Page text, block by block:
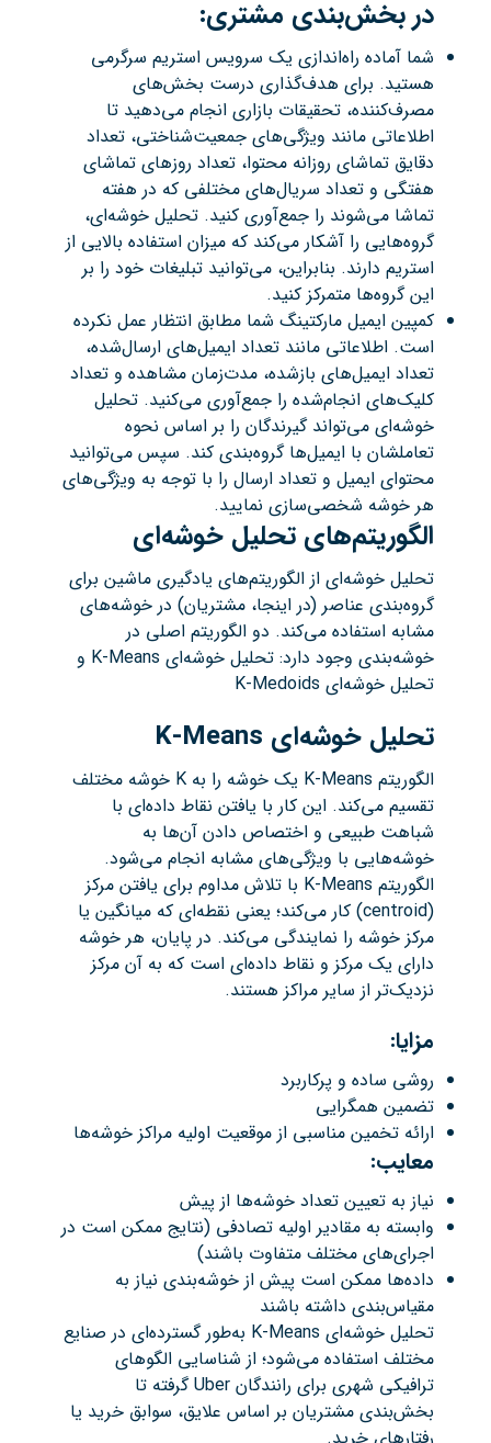
در بخش‌بندی مشتری:
شما آماده راه‌اندازی یک سرویس استریم سرگرمی
هستید. برای هدف‌گذاری درست بخش‌های
مصرف‌کننده، تحقیقات بازاری انجام می‌دهید تا
اطلاعاتی مانند ویژگی‌های جمعیت‌شناختی، تعداد
دقایق تماشای روزانه محتوا، تعداد روزهای تماشای
هفتگی و تعداد سریال‌های مختلفی که در هفته
تماشا می‌شوند را جمع‌آوری کنید. تحلیل خوشه‌ای،
گروه‌هایی را آشکار می‌کند که میزان استفاده بالایی از
استریم دارند. بنابراین، می‌توانید تبلیغات خود را بر
این گروه‌ها متمرکز کنید.
کمپین ایمیل مارکتینگ شما مطابق انتظار عمل نکرده
است. اطلاعاتی مانند تعداد ایمیل‌های ارسال‌شده،
تعداد ایمیل‌های بازشده، مدت‌زمان مشاهده و تعداد
کلیک‌های انجام‌شده را جمع‌آوری می‌کنید. تحلیل
خوشه‌ای می‌تواند گیرندگان را بر اساس نحوه
تعاملشان با ایمیل‌ها گروه‌بندی کند. سپس می‌توانید
محتوای ایمیل و تعداد ارسال را با توجه به ویژگی‌های
هر خوشه شخصی‌سازی نمایید.
الگوریتم‌های تحلیل خوشه‌ای
تحلیل خوشه‌ای از الگوریتم‌های یادگیری ماشین برای
گروه‌بندی عناصر (در اینجا، مشتریان) در خوشه‌های
مشابه استفاده می‌کند. دو الگوریتم اصلی در
خوشه‌بندی وجود دارد: تحلیل خوشه‌ای K-Means و
تحلیل خوشه‌ای K-Medoids
تحلیل خوشه‌ای
الگوریتم K-Means یک خوشه را به K خوشه مختلف
تقسیم می‌کند. این کار با یافتن نقاط داده‌ای با
شباهت طبیعی و اختصاص دادن آن‌ها به
خوشه‌هایی با ویژگی‌های مشابه انجام می‌شود.
الگوریتم K-Means با تلاش مداوم برای یافتن مرکز
(centroid) کار می‌کند؛ یعنی نقطه‌ای که میانگین یا
مرکز خوشه را نمایندگی می‌کند. در پایان، هر خوشه
دارای یک مرکز و نقاط داده‌ای است که به آن مرکز
نزدیک‌تر از سایر مراکز هستند.
مزایا:
روشی ساده و پرکاربرد
تضمین همگرایی
ارائه تخمین مناسبی از موقعیت اولیه مراکز خوشه‌ها
معایب:
نیاز به تعیین تعداد خوشه‌ها از پیش
وابسته به مقادیر اولیه تصادفی (نتایج ممکن است در
اجرای‌های مختلف متفاوت باشند)
داده‌ها ممکن است پیش از خوشه‌بندی نیاز به
مقیاس‌بندی داشته باشند
تحلیل خوشه‌ای K-Means به‌طور گسترده‌ای در صنایع
مختلف استفاده می‌شود؛ از شناسایی الگوهای
ترافیکی شهری برای رانندگان Uber گرفته تا
بخش‌بندی مشتریان بر اساس علایق، سوابق خرید یا